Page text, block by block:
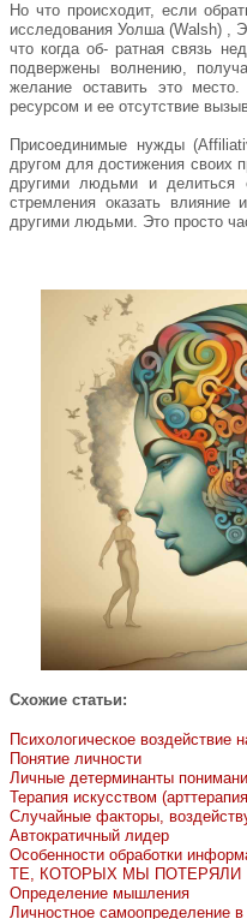
Но что происходит, если
исследования Уолша (Walsh) ,
что когда об- ратная связь
подвержены волнению,
желание оставить это
ресурсом и ее отсутствие
Присоединимые нужды
другом для достижения своих
другими людьми и делиться
стремления оказать
другими людьми. Это просто
Схожие статьи:
Психологическое воздействие
Понятие личности
Личные детерминанты
Терапия искусством
Случайные факторы,
Автократичный лидер
Особенности обработки
ТЕ, КОТОРЫХ МЫ ПОТЕРЯЛИ
Определение мышления
Личностное самоопределение